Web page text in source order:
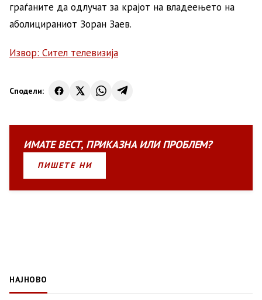
граѓаните да одлучат за крајот на владеењето на
аболицираниот Зоран Заев.
Извор: Сител телевизија
Сподели:
ИМАТЕВЕСТ, ПРИКАЗНАИЛИПРОБЛЕМ?
ПИШЕТЕ НИ
НАЈНОВО